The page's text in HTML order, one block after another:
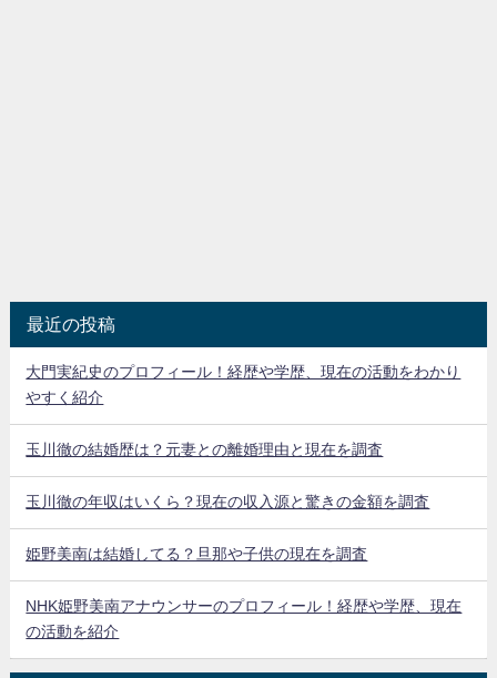
最近の投稿
大門実紀史のプロフィール！経歴や学歴、現在の活動をわかり
やすく紹介
玉川徹の結婚歴は？元妻との離婚理由と現在を調査
玉川徹の年収はいくら？現在の収入源と驚きの金額を調査
姫野美南は結婚してる？旦那や子供の現在を調査
NHK姫野美南アナウンサーのプロフィール！経歴や学歴、現在
の活動を紹介